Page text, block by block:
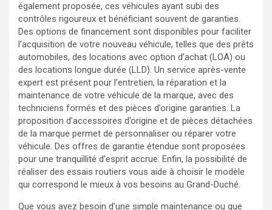
également proposée, ces véhicules ayant subi des
contrôles rigoureux et bénéficiant souvent de garanties.
Des options de financement sont disponibles pour faciliter
l’acquisition de votre nouveau véhicule, telles que des prêts
automobiles, des locations avec option d’achat (LOA) ou
des locations longue durée (LLD). Un service après-vente
expert est présent pour l’entretien, la réparation et la
maintenance de votre véhicule de la marque, avec des
techniciens formés et des pièces d’origine garanties. La
proposition d’accessoires d’origine et de pièces détachées
de la marque permet de personnaliser ou réparer votre
véhicule. Des offres de garantie étendue sont proposées
pour une tranquillité d’esprit accrue. Enfin, la possibilité de
réaliser des essais routiers vous aide à choisir le modèle
qui correspond le mieux à vos besoins au Grand-Duché.
Que vous ayez besoin d’une simple maintenance ou que